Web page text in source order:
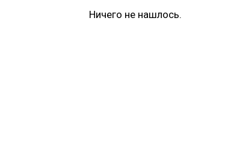
Ничего не нашлось.